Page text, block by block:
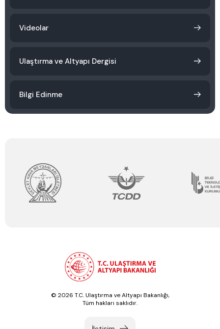
Videolar
Ulaştırma ve Altyapı Dergisi
Bilgi Edinme
© 2026 T.C. Ulaştırma ve Altyapı Bakanlığı,
Tüm hakları saklıdır.